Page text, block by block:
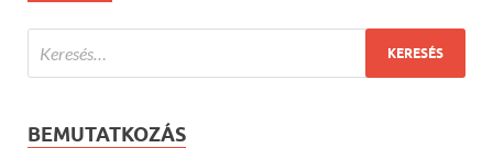
BEMUTATKOZÁS